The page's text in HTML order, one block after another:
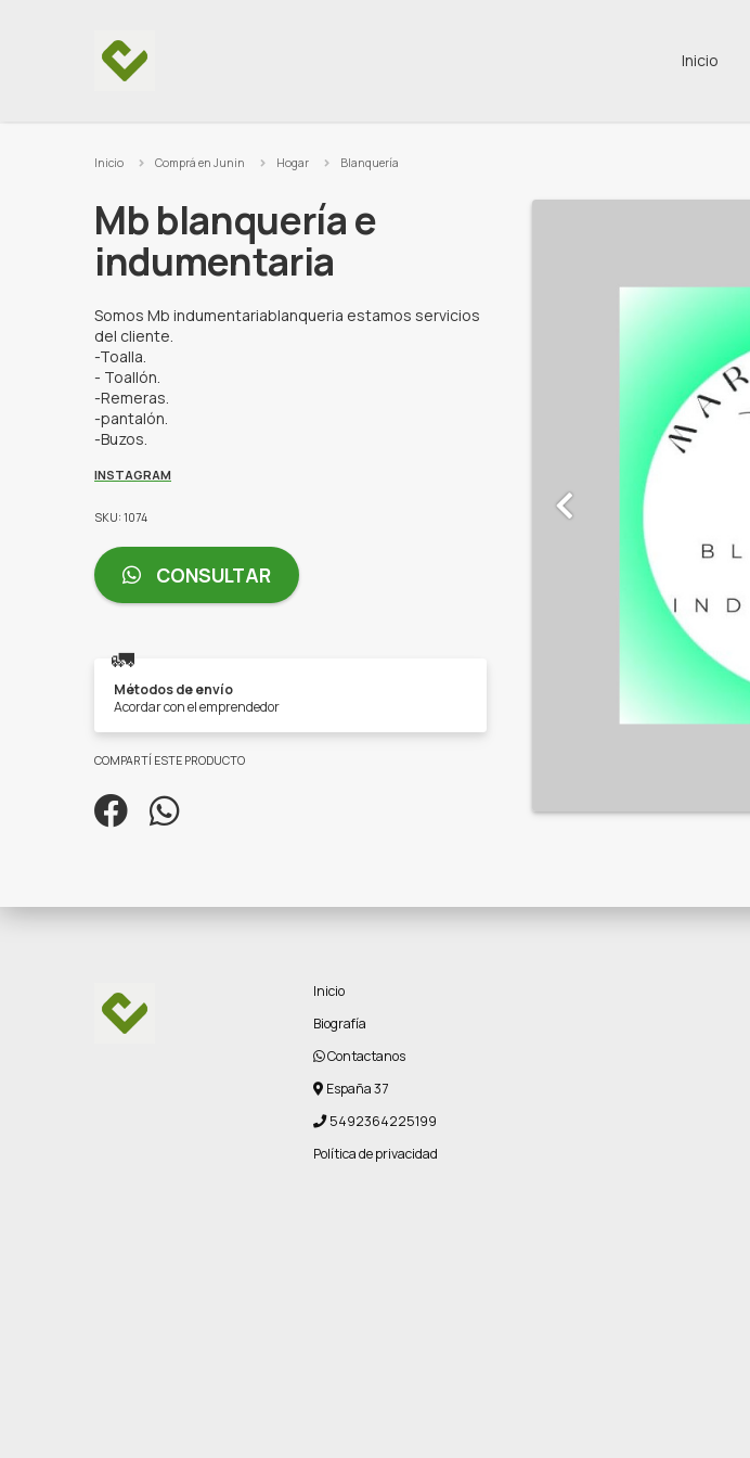
Inicio
Inicio Comprá en Junin Hogar Blanquería
Mb blanquería e
indumentaria
Somos Mb indumentariablanqueria estamos servicios
del cliente.
-Toalla.
- Toallón.
-Remeras.
-pantalón.
-Buzos.
INSTAGRAM
SKU: 1074
CONSULTAR
🚛
Métodos de envío
Acordar con el emprendedor
COMPARTÍ ESTE PRODUCTO
Inicio
Biografía
Contactanos
España 37
5492364225199
Política de privacidad